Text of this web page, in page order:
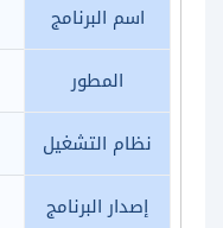
اسم البرنامج
المطور
نظام التشغيل
إصدار البرنامج